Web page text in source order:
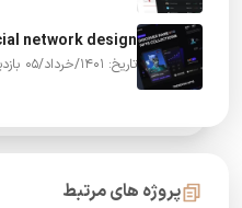
network design
تاریخ: 1401/خرداد/05
پروژه های مرتبط